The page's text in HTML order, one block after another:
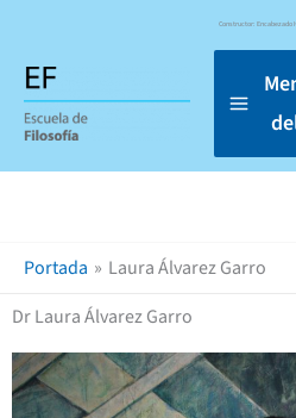
contenido
Constructor: Encabezado
Portada
Laura Álvarez Garro
Dr Laura Álvarez Garro